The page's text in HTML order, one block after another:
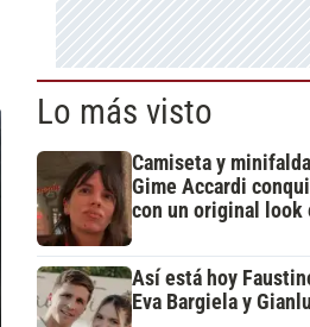
Lo más visto
Camiseta y
Gime Accardi
con un original look
Así está hoy
Eva Bargiela y